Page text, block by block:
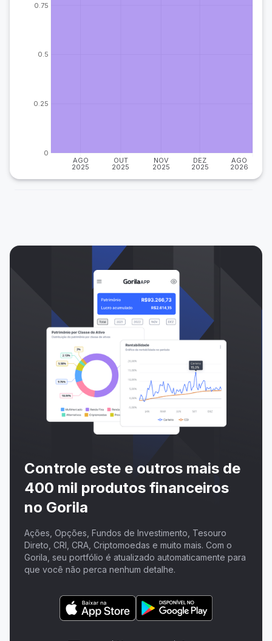
AGO
2025
OUT
2025
NOV
2025
DEZ
2025
AGO
2026
0
0.25
0.5
0.75
Controle este e outros mais de
400 mil produtos financeiros
no Gorila
Ações, Opções, Fundos de Investimento, Tesouro
Direto, CRI, CRA, Criptomoedas e muito mais. Com o
Gorila, seu portfólio é atualizado automaticamente para
que você não perca nenhum detalhe.